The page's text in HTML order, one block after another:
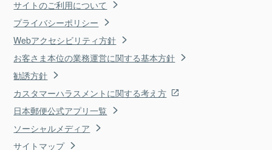
サイトのご利用について
プライバシーポリシー
Webアクセシビリティ方針
お客さま本位の業務運営に関する基本方針
勧誘方針
カスタマーハラスメントに関する考え方
日本郵便公式アプリ一覧
ソーシャルメディア
サイトマップ